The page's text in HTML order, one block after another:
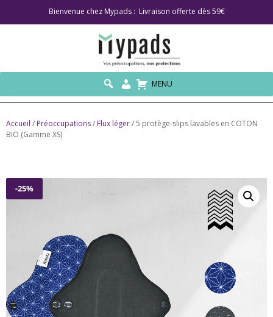
Bienvenue chez Mypads : Livraison offerte dès 59€
MENU
Accueil / Préoccupations/ Flux léger/ 5 protège-slips lavables en COTON
BIO (Gamme XS)
-25%